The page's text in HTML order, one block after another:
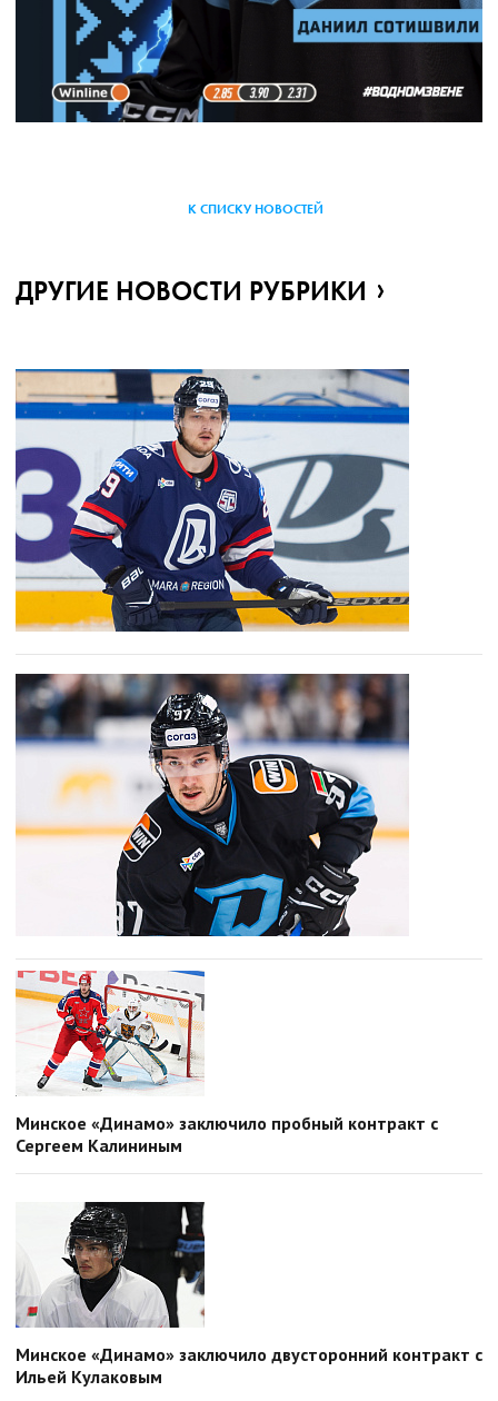
К СПИСКУ НОВОСТЕЙ
ДРУГИЕ НОВОСТИ РУБРИКИ
Минское «Динамо» заключило пробный контракт с
Сергеем Калининым
Минское «Динамо» заключило двусторонний контракт с
Ильей Кулаковым